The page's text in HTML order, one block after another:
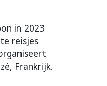
in 2023
reisjes
Frankrijk.